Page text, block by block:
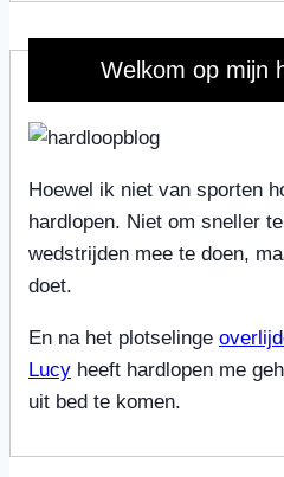
Welkom op mijn
Hoewel ik niet van sporten
hardlopen. Niet om sneller
wedstrijden mee te doen,
doet.
En na het plotselinge
Lucy heeft hardlopen me
uit bed te komen.